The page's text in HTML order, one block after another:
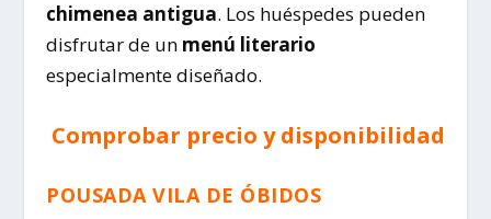
chimenea antigua. Los huéspedes pueden
disfrutar de un menú literario
especialmente diseñado.
Comprobar precio y disponibilidad
POUSADA VILA DE ÓBIDOS